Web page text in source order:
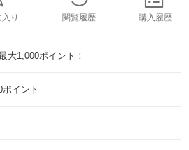
り 閲覧履歴 購入履歴
大1,000ポイント！
イント